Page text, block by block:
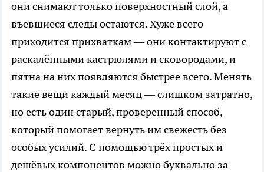
они снимают только поверхностный слой, а
въевшиеся следы остаются. Хуже всего
приходится прихваткам — они контактируют с
раскалёнными кастрюлями и сковородами, и
пятна на них появляются быстрее всего. Менять
такие вещи каждый месяц — слишком затратно,
но есть один старый, проверенный способ,
который помогает вернуть им свежесть без
особых усилий. С помощью трёх простых и
дешёвых компонентов можно буквально за